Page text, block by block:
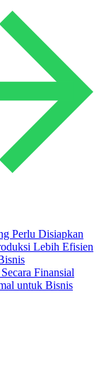
Perlu Disiapkan
Lebih Efisien
Finansial
untuk Bisnis